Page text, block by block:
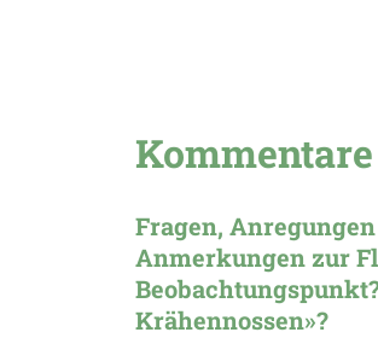
Kommentare
Fragen,
Anmerkungen zur
Krähennossen»?